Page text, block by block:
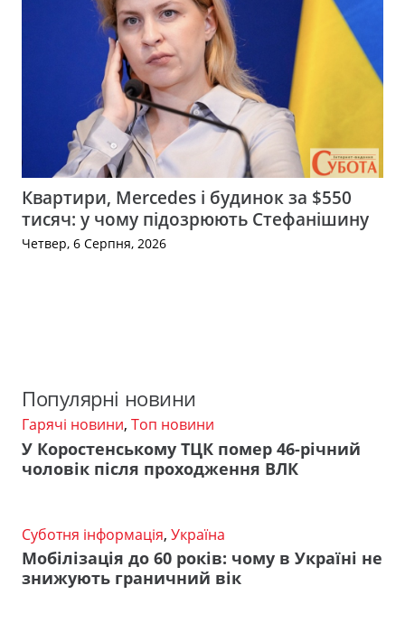
Квартири, Mercedes і будинок за $550
тисяч: у чому підозрюють Стефанішину
Четвер, 6 Серпня, 2026
Популярні новини
Гарячі новини, Топ новини
У Коростенському ТЦК помер 46-річний
чоловік після проходження ВЛК
Суботня інформація, Україна
Мобілізація до 60 років: чому в Україні не
знижують граничний вік